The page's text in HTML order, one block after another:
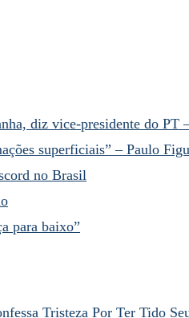
diz vice-presidente do PT
superficiais” – Paulo
no Brasil
para baixo”
Tristeza Por Ter Tido